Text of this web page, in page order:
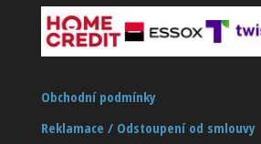
Obchodní podmínky
Reklamace / Odstoupení od smlouvy